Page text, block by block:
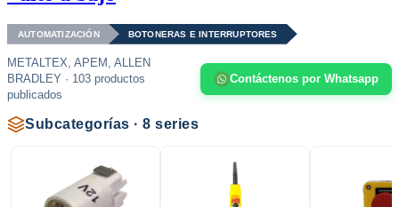
AUTOMATIZACIÓN BOTONERAS E INTERRUPTORES
METALTEX, APEM, ALLEN
BRADLEY · 103 productos
publicados
Contáctenos por Whatsapp
Subcategorías · 8 series